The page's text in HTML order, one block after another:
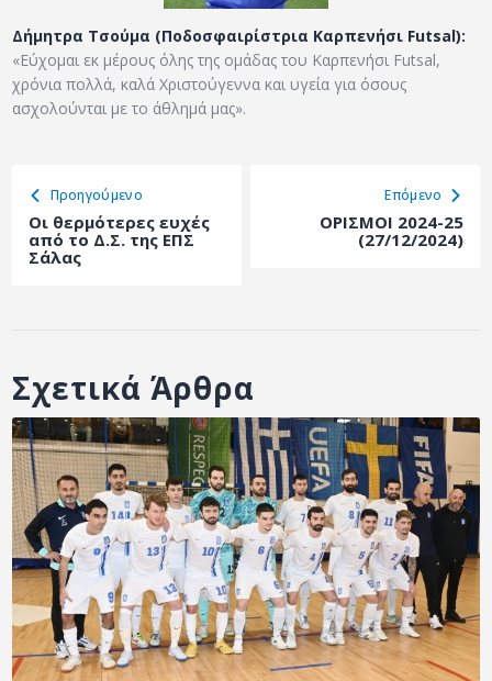
Δήμητρα Τσούμα (Ποδοσφαιρίστρια Καρπενήσι Futsal):
«Εύχομαι εκ μέρους όλης της ομάδας του Καρπενήσι Futsal,
χρόνια πολλά, καλά Χριστούγεννα και υγεία για όσους
ασχολούνται με το άθλημά μας».
Προηγούμενο
Οι θερμότερες ευχές
από το Δ.Σ. της ΕΠΣ
Σάλας
Eπόμενο
ΟΡΙΣΜΟΙ 2024-25
(27/12/2024)
Σχετικά Άρθρα